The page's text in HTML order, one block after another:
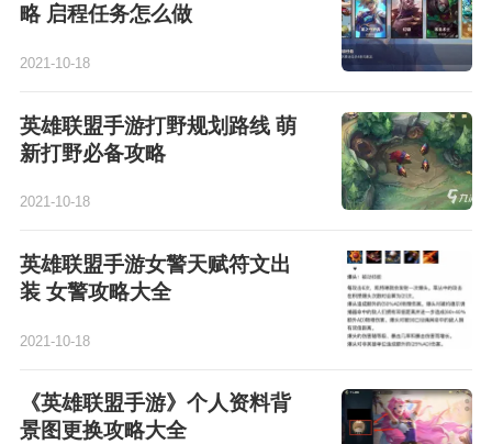
略 启程任务怎么做
2021-10-18
英雄联盟手游打野规划路线 萌
新打野必备攻略
2021-10-18
英雄联盟手游女警天赋符文出
装 女警攻略大全
2021-10-18
《英雄联盟手游》个人资料背
景图更换攻略大全